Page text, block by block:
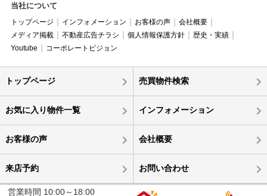
当社について
トップページ インフォメーション お客様の声
会社概要
メディア掲載
不動産広告チラシ 個人情報保護方針
歴史・実績
Youtube
コーポレートビジョン
トップページ 売買物件検索
お気に入り物件一覧 インフォメーション
お客様の声 会社概要
来店予約 お問い合わせ
営業時間 10:00～18:00